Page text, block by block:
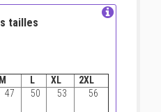
tailles
M L XL
2XL
47 50 53 56